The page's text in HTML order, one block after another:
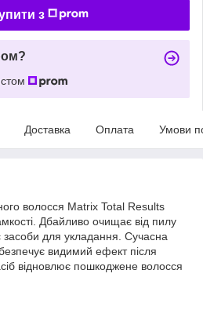
з
Доставка Оплата Умови
волосся Matrix Total Results
Дбайливо очищає від пилу
засоби для укладання. Сучасна
видимий ефект після
відновлює пошкоджене волосся